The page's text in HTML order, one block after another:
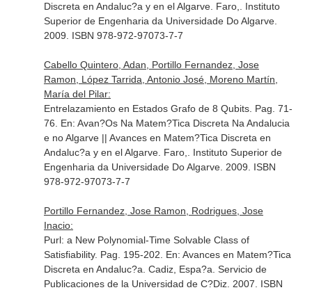
Discreta en Andaluc?a y en el Algarve. Faro,. Instituto
Superior de Engenharia da Universidade Do Algarve.
2009. ISBN 978-972-97073-7-7
Cabello Quintero, Adan, Portillo Fernandez, Jose
Ramon, López Tarrida, Antonio José, Moreno Martín,
María del Pilar:
Entrelazamiento en Estados Grafo de 8 Qubits. Pag. 71-
76. En: Avan?Os Na Matem?Tica Discreta Na Andalucia
e no Algarve || Avances en Matem?Tica Discreta en
Andaluc?a y en el Algarve. Faro,. Instituto Superior de
Engenharia da Universidade Do Algarve. 2009. ISBN
978-972-97073-7-7
Portillo Fernandez, Jose Ramon, Rodrigues, Jose
Inacio:
Purl: a New Polynomial-Time Solvable Class of
Satisfiability. Pag. 195-202. En: Avances en Matem?Tica
Discreta en Andaluc?a . Cadiz, Espa?a. Servicio de
Publicaciones de la Universidad de C?Diz. 2007. ISBN